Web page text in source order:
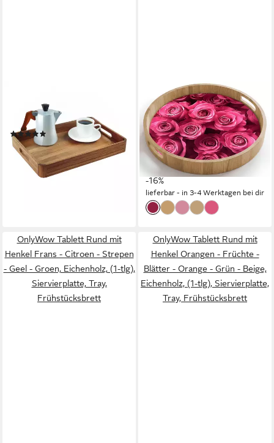
Tablett Serviertablett
Akazienholz, Holz
(2)
22,99 € UVP 39,99 €
-43%
lieferbar - in 2-3 Werktagen bei dir
ONLYWOW
Tablett Rund mit Henkel
Rosen - Rosa - Blume,
Eichenholz, (1-tlg),
Siervierplatte, Tray,
Frühstücksbrett
ab 42,95 € UVP51,00 €
-16%
lieferbar - in 3-4 Werktagen bei dir
OnlyWow Tablett Rund mit
Henkel Frans - Citroen - Strepen
- Geel - Groen, Eichenholz, (1-tlg),
Siervierplatte, Tray,
Frühstücksbrett
OnlyWow Tablett Rund mit
Henkel Orangen - Früchte -
Blätter - Orange - Grün - Beige,
Eichenholz, (1-tlg), Siervierplatte,
Tray, Frühstücksbrett